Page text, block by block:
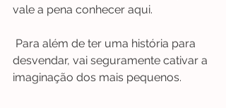
vale a pena conhecer aqui.
desvendar, vai seguramente cativar a
imaginação dos mais pequenos.